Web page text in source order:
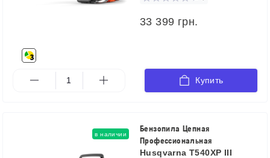
33 399 грн.
Купить
в наличии
Бензопила Цепная
Профессиональная
Husqvarna T540XP III